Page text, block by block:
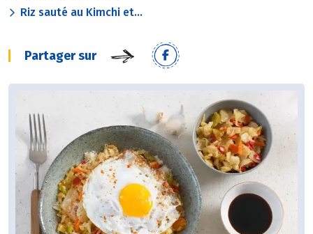
Riz sauté au Kimchi et...
Partager sur